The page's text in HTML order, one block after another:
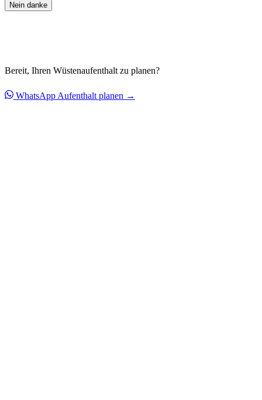
Nein danke
Bereit, Ihren Wüstenaufenthalt zu planen?
WhatsApp Aufenthalt planen →